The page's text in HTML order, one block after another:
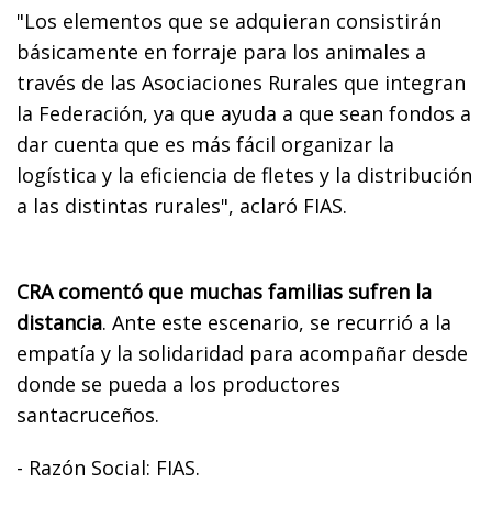
"Los elementos que se adquieran consistirán
básicamente en forraje para los animales a
través de las Asociaciones Rurales que integran
la Federación, ya que ayuda a que sean fondos a
dar cuenta que es más fácil organizar la
logística y la eficiencia de fletes y la distribución
a las distintas rurales", aclaró FIAS.
CRA comentó que muchas familias sufren la
distancia. Ante este escenario, se recurrió a la
empatía y la solidaridad para acompañar desde
donde se pueda a los productores
santacruceños.
- Razón Social: FIAS.